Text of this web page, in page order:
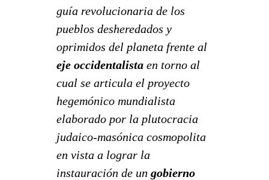
guía revolucionaria de los
pueblos desheredados y
oprimidos del planeta frente al
eje occidentalista en torno al
cual se articula el proyecto
hegemónico mundialista
elaborado por la plutocracia
judaico-masónica cosmopolita
en vista a lograr la
instauración de un gobierno